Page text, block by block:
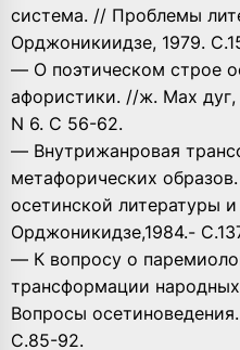
система. // Проблемы
Орджоникиидзе, 1979.
— О поэтическом строе
афористики. //ж. Мах
N 6. С 56-62.
— Внутрижанровая
метафорических
осетинской литературы
Орджоникидзе,1984.-
— К вопросу о
трансформации
Вопросы
С.85-92.